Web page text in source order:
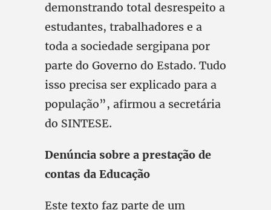
demonstrando total desrespeito a
estudantes, trabalhadores e a
toda a sociedade sergipana por
parte do Governo do Estado. Tudo
isso precisa ser explicado para a
população”, afirmou a secretária
do SINTESE.
Denúncia sobre a prestação de
contas da Educação
Este texto faz parte de um